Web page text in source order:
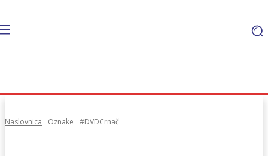
Naslovnica Oznake #DVDCrnač